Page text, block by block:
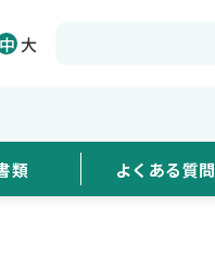
大
類 よくある質問